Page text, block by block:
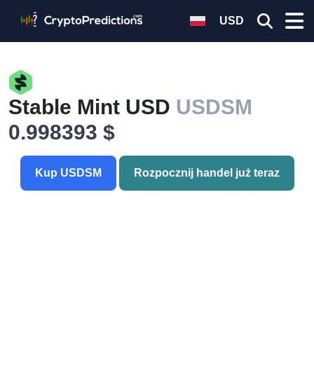
USD
Stable Mint USD USDSM
0.998393 $
Kup USDSM Rozpocznij handel już teraz